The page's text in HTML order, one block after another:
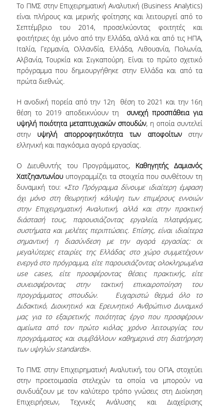
LABORATORY TEACHING STAFF
SPECIAL TECHNICAL LABORATORY STAFF
ADMINISTRATIVE STAFF
POSTDOCTORAL RESEARCHERS
CURRICULUM OF THE DEPARTMENT
GUIDE AND STREAMS OF STUDY
INTERNSHIP AND THESIS
TEACHING AND EXAMS
POSTGRADUATE STUDIES
POSTGRADUATE PROGRAMS
THE DOCTORAL PROGRAM
CURRENT PHD HOLDERS
PHD CANDIDATES
RESEARCH SEMINARS
COURSES OFFERED BY THE
DEPARTMENT
Το ΠΜΣ στην Επιχειρηματική Αναλυτική (Business Analytics)
είναι πλήρους και μερικής φοίτησης και λειτουργεί από το
Σεπτέμβριο του 2014, προσελκύοντας φοιτητές και
φοιτήτριες όχι μόνο από την Ελλάδα, αλλά και από τις ΗΠΑ,
Ιταλία, Γερμανία, Ολλανδία, Ελλάδα, Λιθουανία, Πολωνία,
Αλβανία, Τουρκία και Σιγκαπούρη. Είναι το πρώτο σχετικό
πρόγραμμα που δημιουργήθηκε στην Ελλάδα και από τα
πρώτα διεθνώς.
Η ανοδική πορεία από την 12ηθέση το 2021 και την 16η
θέση το 2019 αποδεικνύουν τησυνεχή προσπάθεια για
υψηλή ποιότητα μεταπτυχιακών σπουδών, η οποία συντελεί
στην υψηλή απορροφητικότητα των αποφοίτωνστην
ελληνική και παγκόσμια αγορά εργασίας.
Ο Διευθυντής του Προγράμματος, Καθηγητής Δαμιανός
Χατζηαντωνίουυπογραμμίζει τα στοιχεία που συνθέτουν τη
δυναμική του: «Στο Πρόγραμμα δίνουμε ιδιαίτερη έμφαση
όχι μόνο στη θεωρητική κάλυψη των επιμέρους εννοιών
στην Επιχειρηματική Αναλυτική, αλλά και στην πρακτική
διάστασή τους, παρουσιάζοντας εργαλεία, πλατφόρμες,
συστήματα και μελέτες περιπτώσεις. Επίσης, είναι ιδιαίτερα
σημαντική η διασύνδεση με την αγορά εργασίας: οι
μεγαλύτερες εταιρίες της Ελλάδας στο χώρο συμμετέχουν
ενεργά στο πρόγραμμα, είτε παρουσιάζοντας ολοκληρωμένα
use
cases, είτε προσφέροντας θέσεις πρακτικής, είτε
συνεισφέροντας στην τακτική επικαιροποίηση του
προγράμματος σπουδών. Ευχαριστώ θερμά όλο το
Διδακτικό, Διοικητικό και Ερευνητικό Ανθρώπινο Δυναμικό
μας για το εξαιρετικής ποιότητας έργο που προσφέρουν
αμείωτα από τον πρώτο κιόλας χρόνο λειτουργίας του
προγράμματος και συμβάλλουν καθημερινά στη διατήρηση
των υψηλώνstandards».
Το ΠΜΣ στην Επιχειρηματική Αναλυτική, του ΟΠΑ, στοχεύει
στην προετοιμασία στελεχών τα οποία να μπορούν να
συνδυάζουν με τον καλύτερο τρόπο γνώσεις στη Διοίκηση
Επιχειρήσεων, Τεχνικές Ανάλυσης και Διαχείρισης